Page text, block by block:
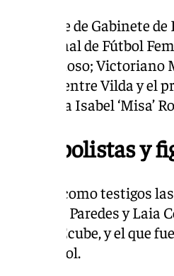
el exjefe de Gabinete
Nacional de Fútbol
Hermoso;
entre Vilda y el
María Isabel ‘Misa’
de futbolistas y
como testigos
Irene Paredes y
Belén Ecube, y el que
Javier Puyol.